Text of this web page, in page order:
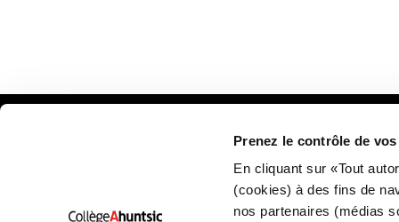
Prenez le contrôle de
En cliquant sur «Tout
(cookies) à des fins de
nos partenaires (médias